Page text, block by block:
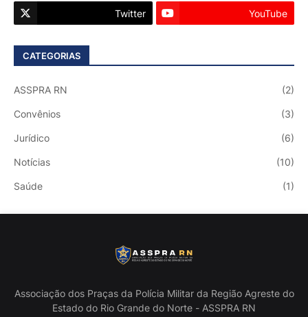
Twitter YouTube
CATEGORIAS
ASSPRA RN (2)
Convênios (3)
Jurídico (6)
Notícias (10)
Saúde (1)
Associação dos Praças da Polícia Militar da Região Agreste do
Estado do Rio Grande do Norte - ASSPRA RN